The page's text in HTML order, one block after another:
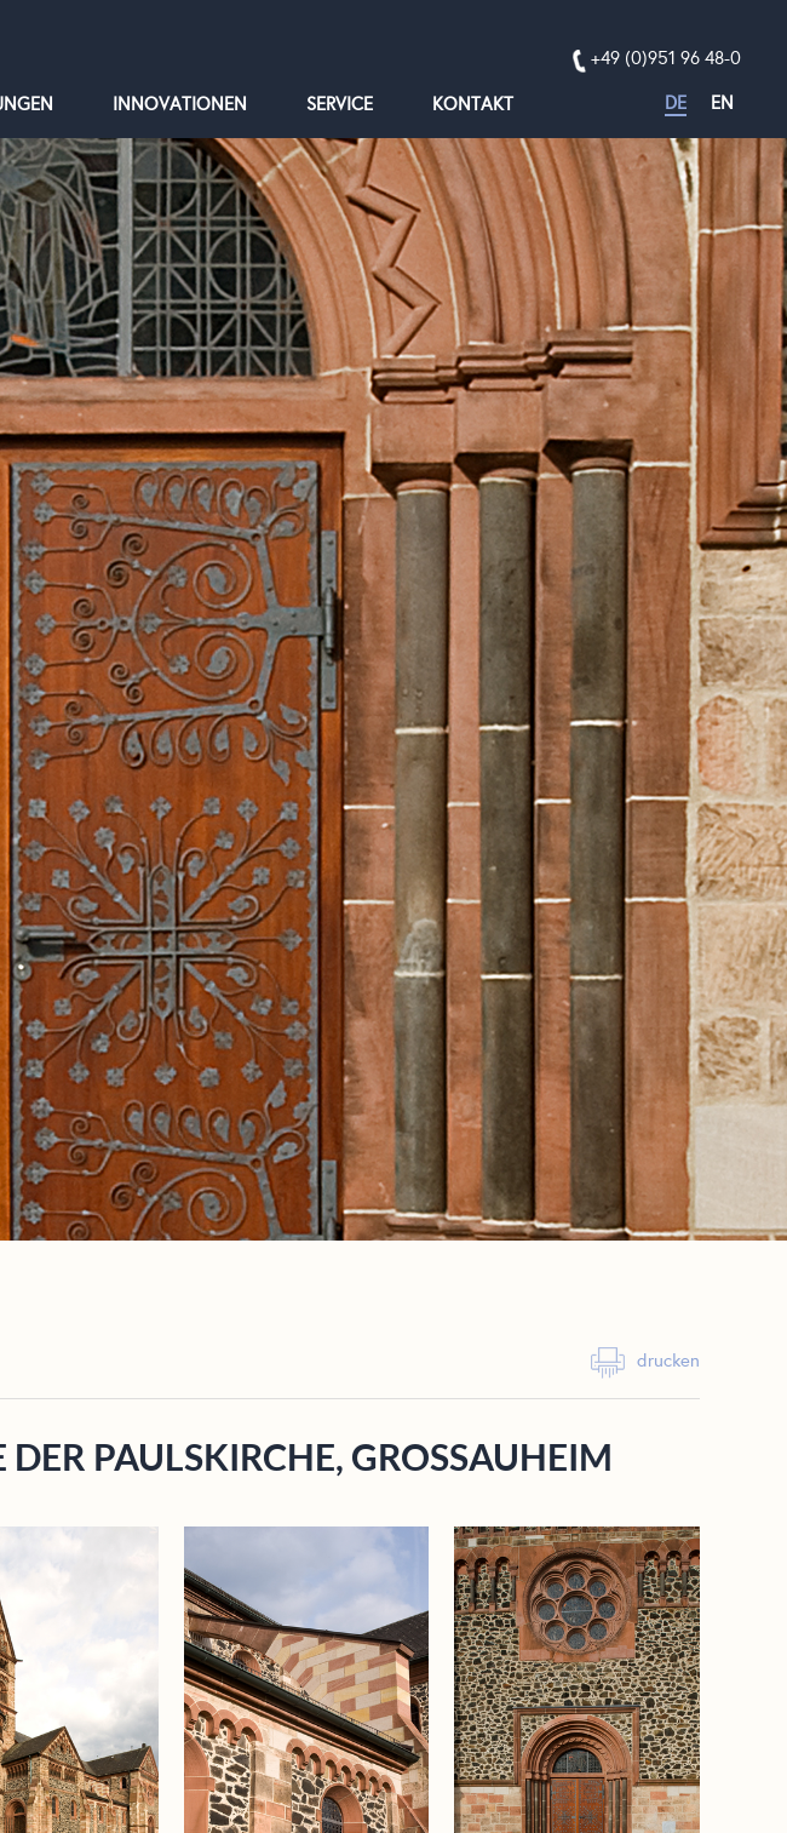
INNOVATIONEN SERVICE KONTAKT
+49 (0)951 96 48-0
DE EN
drucken
PAULSKIRCHE, GROSSAUHEIM